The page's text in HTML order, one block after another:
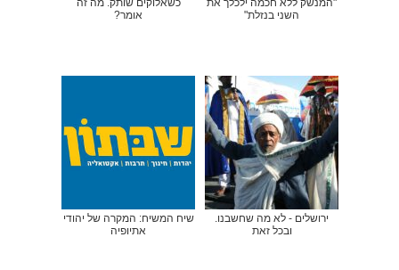
"המנשק ללא חכמה ילכלך את
השני בנזלת"
כשאלוקים שותק. מה זה
אומר?
ירושלים - לא מה שחשבנו.
ובכל זאת
שיח המשיח: המקרה של יהודי
אתיופיה